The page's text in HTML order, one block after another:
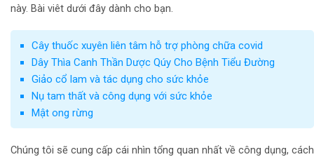
này. Bài viêt dưới đây dành cho bạn.
Cây thuốc xuyên liên tâm hỗ trợ phòng chữa covid
Dây Thìa Canh Thần Dược Qúy Cho Bệnh Tiểu Đường
Giảo cổ lam và tác dụng cho sức khỏe
Nụ tam thất và công dụng với sức khỏe
Mật ong rừng
Chúng tôi sẽ cung cấp cái nhìn tổng quan nhất về công dụng, cách